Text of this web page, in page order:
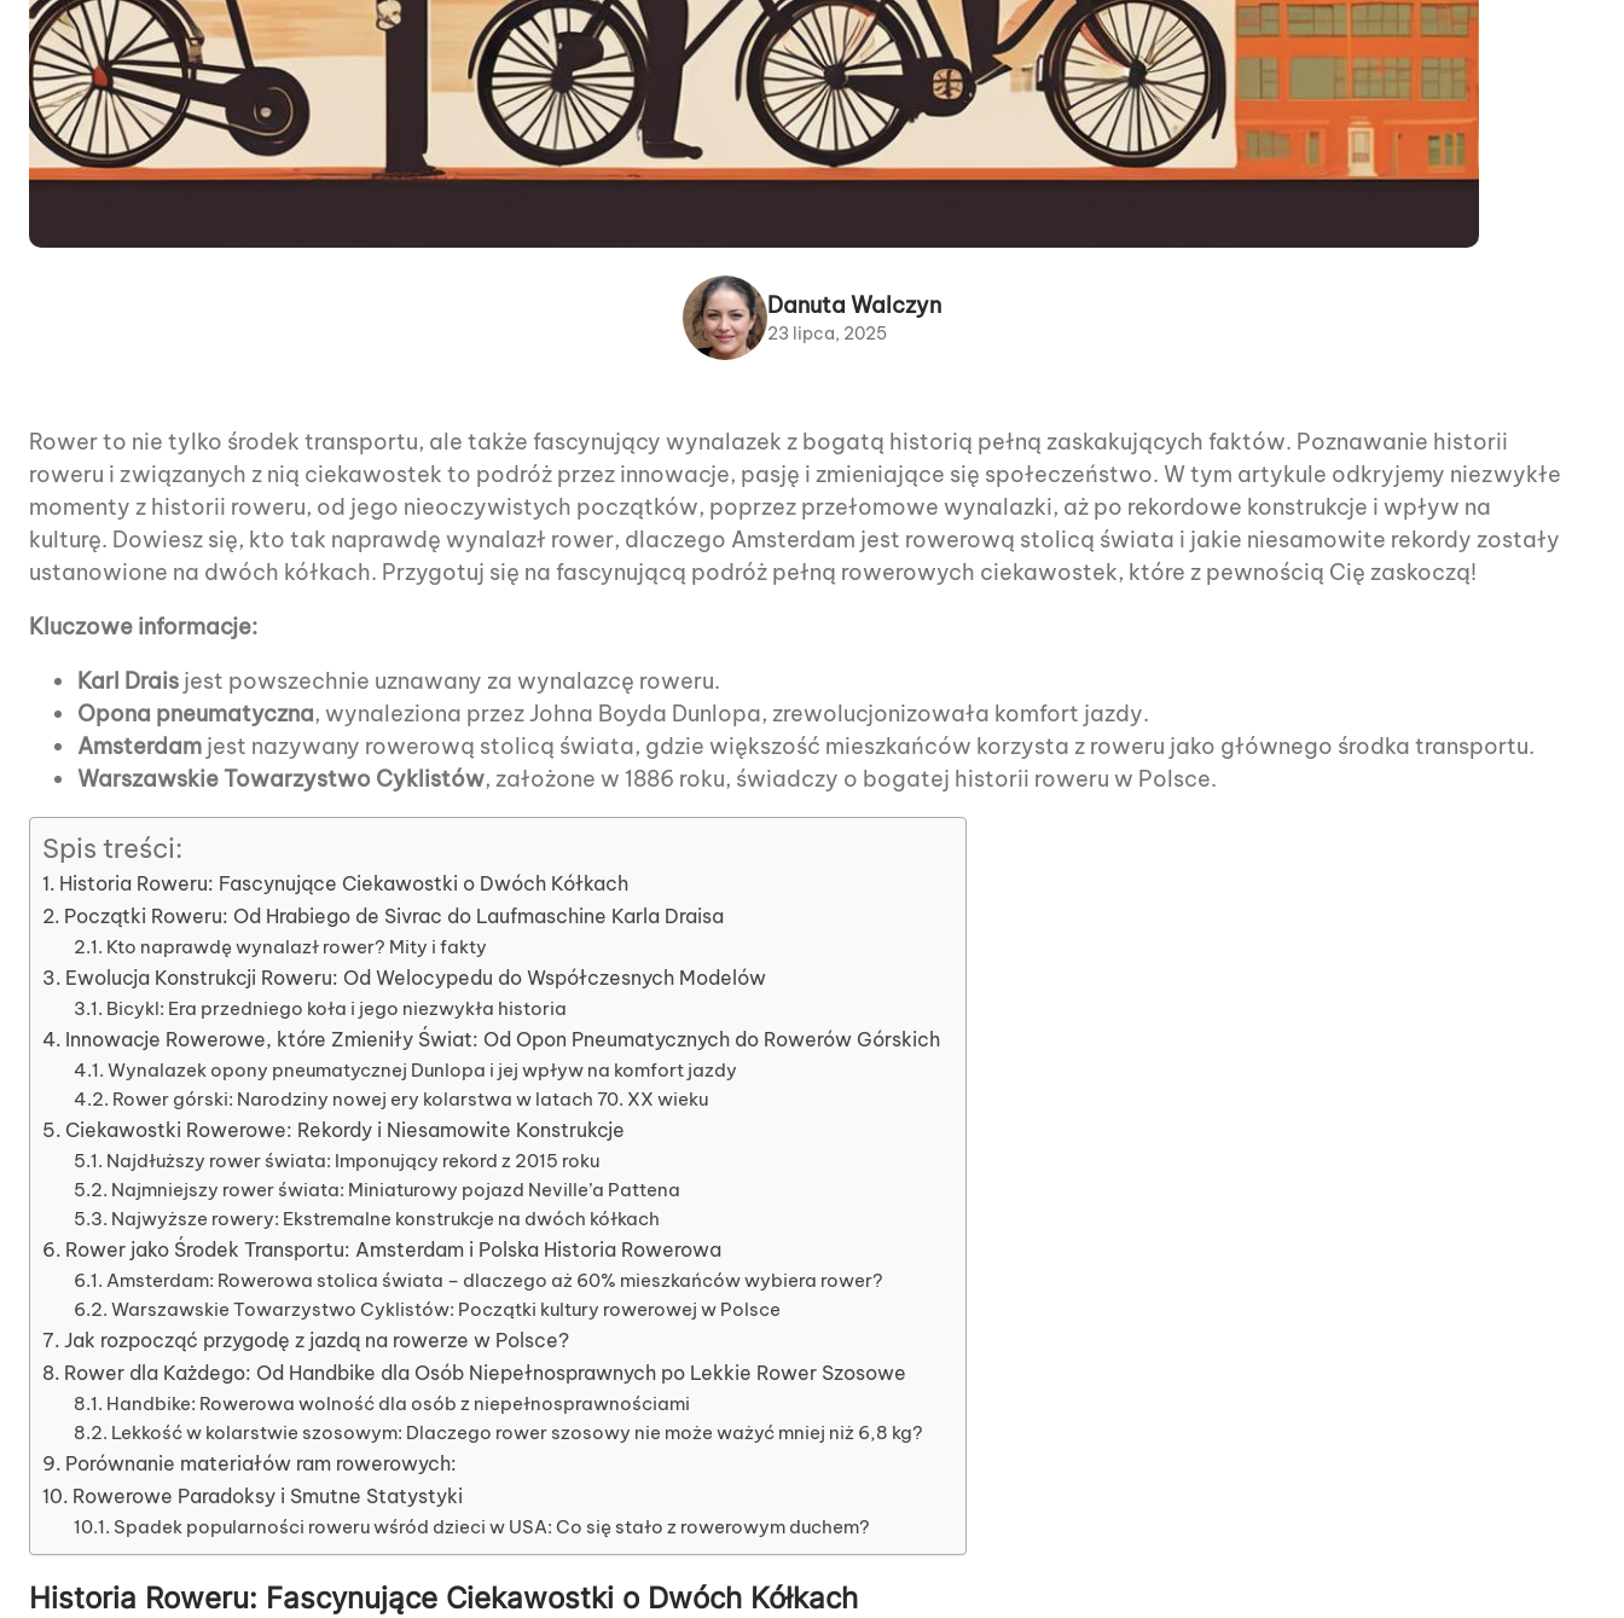
Danuta Walczyn
23 lipca, 2025
Rower to nie tylko środek transportu, ale także fascynujący wynalazek z bogatą historią pełną zaskakujących faktów. Poznawanie historii
roweru i związanych z nią ciekawostek to podróż przez innowacje, pasję i zmieniające się społeczeństwo. W tym artykule odkryjemy niezwykłe
momenty z historii roweru, od jego nieoczywistych początków, poprzez przełomowe wynalazki, aż po rekordowe konstrukcje i wpływ na
kulturę. Dowiesz się, kto tak naprawdę wynalazł rower, dlaczego Amsterdam jest rowerową stolicą świata i jakie niesamowite rekordy zostały
ustanowione na dwóch kółkach. Przygotuj się na fascynującą podróż pełną rowerowych ciekawostek, które z pewnością Cię zaskoczą!
Kluczowe informacje:
Karl Drais jest powszechnie uznawany za wynalazcę roweru.
Opona pneumatyczna, wynaleziona przez Johna Boyda Dunlopa, zrewolucjonizowała komfort jazdy.
Amsterdam jest nazywany rowerową stolicą świata, gdzie większość mieszkańców korzysta z roweru jako głównego środka transportu.
Warszawskie Towarzystwo Cyklistów, założone w 1886 roku, świadczy o bogatej historii roweru w Polsce.
Spis treści:
Historia Roweru: Fascynujące Ciekawostki o Dwóch Kółkach
Początki Roweru: Od Hrabiego de Sivrac do Laufmaschine Karla Draisa
Kto naprawdę wynalazł rower? Mity i fakty
Ewolucja Konstrukcji Roweru: Od Welocypedu do Współczesnych Modelów
Bicykl: Era przedniego koła i jego niezwykła historia
Innowacje Rowerowe, które Zmieniły Świat: Od Opon Pneumatycznych do Rowerów Górskich
Wynalazek opony pneumatycznej Dunlopa i jej wpływ na komfort jazdy
Rower górski: Narodziny nowej ery kolarstwa w latach 70. XX wieku
Ciekawostki Rowerowe: Rekordy i Niesamowite Konstrukcje
Najdłuższy rower świata: Imponujący rekord z 2015 roku
Najmniejszy rower świata: Miniaturowy pojazd Neville’a Pattena
Najwyższe rowery: Ekstremalne konstrukcje na dwóch kółkach
Rower jako Środek Transportu: Amsterdam i Polska Historia Rowerowa
Amsterdam: Rowerowa stolica świata – dlaczego aż 60% mieszkańców wybiera rower?
Warszawskie Towarzystwo Cyklistów: Początki kultury rowerowej w Polsce
Jak rozpocząć przygodę z jazdą na rowerze w Polsce?
Rower dla Każdego: Od Handbike dla Osób Niepełnosprawnych po Lekkie Rower Szosowe
Handbike: Rowerowa wolność dla osób z niepełnosprawnościami
Lekkość w kolarstwie szosowym: Dlaczego rower szosowy nie może ważyć mniej niż 6,8 kg?
Porównanie materiałów ram rowerowych:
Rowerowe Paradoksy i Smutne Statystyki
Spadek popularności roweru wśród dzieci w USA: Co się stało z rowerowym duchem?
Historia Roweru: Fascynujące Ciekawostki o Dwóch Kółkach